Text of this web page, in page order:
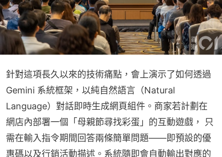
針對這項長久以來的技術痛點，會上演示了如何透過
Gemini 系統框架，以純自然語言（Natural
Language）對話即時生成網頁組件。商家若計劃在
網店內部署一個「母親節尋找彩蛋」的互動遊戲， 只
需在輸入指令期間回答兩條簡單問題——即預設的優
惠碼以及行銷活動描述。系統隨即會自動輸出對應的